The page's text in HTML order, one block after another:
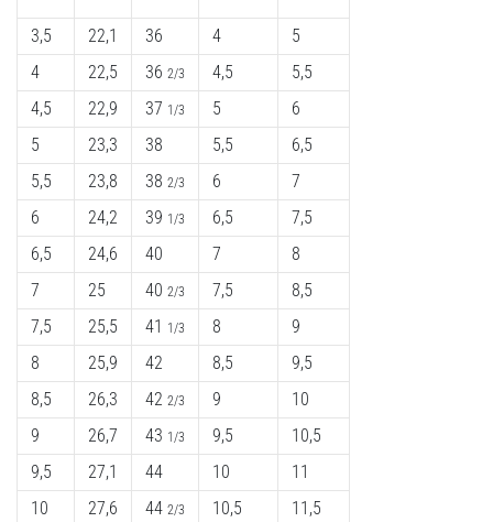
3,5
4
4,5
5
5,5
6
6,5
7
7,5
8
8,5
9
9,5
10
22,1
22,5
22,9
23,3
23,8
24,2
24,6
25
25,5
25,9
26,3
26,7
27,1
27,6
36
36 2/3
37 1/3
38
38 2/3
39 1/3
40
40 2/3
41 1/3
42
42 2/3
43 1/3
44
44 2/3
4
4,5
5
5,5
6
6,5
7
7,5
8
8,5
9
9,5
10
10,5
5
5,5
6
6,5
7
7,5
8
8,5
9
9,5
10
10,5
11
11,5